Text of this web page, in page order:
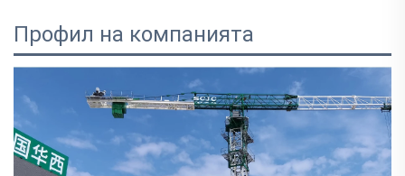
Профил на компанията